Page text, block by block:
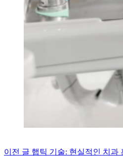
이전 글 햅틱 기술: 현실적인 치과